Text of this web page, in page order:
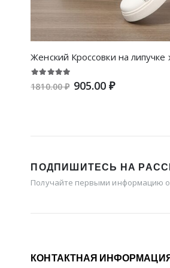
1810.00 ₽ 905.00 ₽
ПОДПИШИТЕСЬ НА
Получайте первыми информацию о
КОНТАКТНАЯ